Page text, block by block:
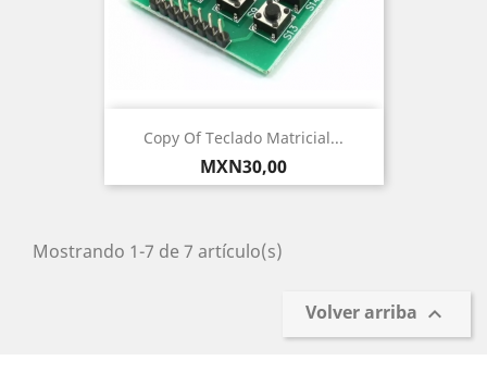
Copy Of Teclado Matricial...
Precio
MXN30,00
Mostrando 1-7 de 7 artículo(s)
Volver arriba 